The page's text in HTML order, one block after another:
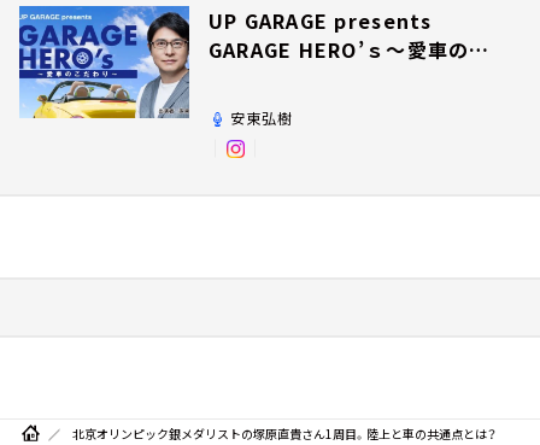
UP GARAGE presents
GARAGE HERO’ｓ～愛車のこ
安東弘樹
北京オリンピック銀メダリストの塚原直貴さん1周目。陸上と車の共通点とは？